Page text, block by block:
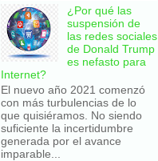
¿Por qué las
suspensión de
las redes sociales
de Donald Trump
es nefasto para
Internet?
El nuevo año 2021 comenzó
con más turbulencias de lo
que quisiéramos. No siendo
suficiente la incertidumbre
generada por el avance
imparable...